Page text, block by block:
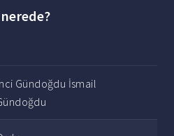
nerede?
Gündoğdu İsmail